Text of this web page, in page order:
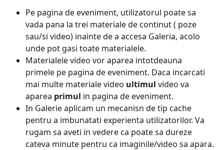
Pe pagina de eveniment, utilizatorul poate sa
vada pana la trei materiale de continut ( poze
sau/si video) inainte de a accesa Galeria, acolo
unde pot gasi toate materialele.
Materialele video vor aparea intotdeauna
primele pe pagina de eveniment. Daca incarcati
mai multe materiale video ultimul video va
aparea primul in pagina de eveniment.
In Galerie aplicam un mecanisn de tip cache
pentru a imbunatati experienta utilizatorilor. Va
rugam sa aveti in vedere ca poate sa dureze
cateva minute pentru ca imaginile/video sa apara.